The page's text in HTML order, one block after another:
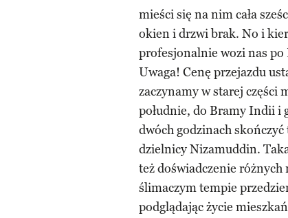
mieści się na nim cała
okien i drzwi brak. No i
profesjonalnie wozi nas
Uwaga! Cenę przejazdu
zaczynamy w starej części
południe, do Bramy Indii i
dwóch godzinach
dzielnicy Nizamuddin.
też doświadczenie
ślimaczym tempie
podglądając życie